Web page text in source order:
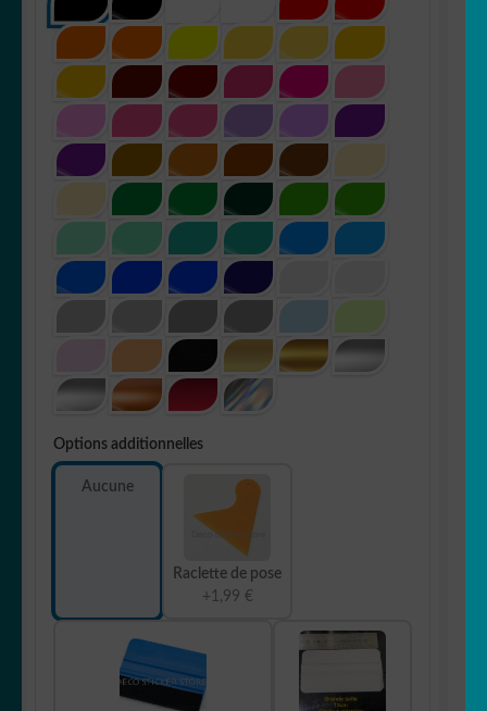
Options additionnelles
Aucune
Raclette de pose
+1,99 €